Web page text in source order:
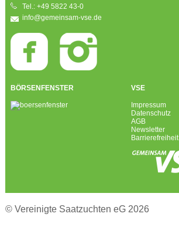
Tel.: +49 5822 43-0
info@gemeinsam-vse.de
BÖRSENFENSTER VSE
Impressum
Datenschutz
AGB
Newsletter
Barrierefreiheit
© Vereinigte Saatzuchten eG 2026